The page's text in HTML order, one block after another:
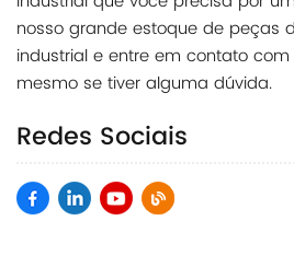
nosso grande estoque de peças
industrial e entre em contato
mesmo se tiver alguma dúvida.
Redes Sociais